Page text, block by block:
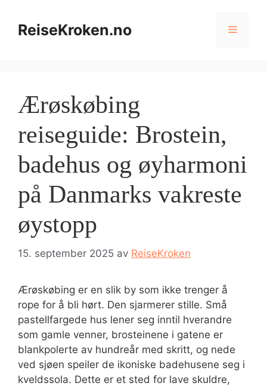
innholdReiseKroken.no Meny
Ærøskøbing
reiseguide: Brostein,
badehus og øyharmoni
på Danmarks vakreste
øystopp
15. september 2025 av ReiseKroken
Ærøskøbing er en slik by som ikke trenger å
rope for å bli hørt. Den sjarmerer stille. Små
pastellfargede hus lener seg inntil hverandre
som gamle venner, brosteinene i gatene er
blankpolerte av hundreår med skritt, og nede
ved sjøen speiler de ikoniske badehusene seg i
kveldssola. Dette er et sted for lave skuldre,